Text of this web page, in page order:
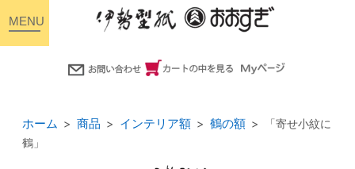
ホーム 商品 インテリア額 鶴の額
「寄せ小紋に
鶴」
toggle
navigation